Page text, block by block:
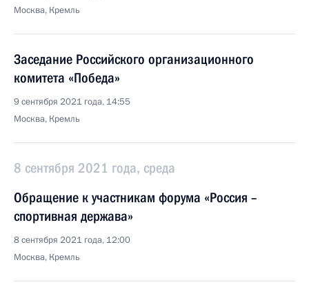
Москва, Кремль
Заседание Российского организационного
комитета «Победа»
9 сентября 2021 года, 14:55
Москва, Кремль
8 сентября 2021 года, среда
Обращение к участникам форума «Россия –
спортивная держава»
8 сентября 2021 года, 12:00
Москва, Кремль